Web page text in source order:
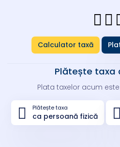
Calculator taxă
Plătește taxa
Plata taxelor acum
Plătește taxa
ca persoană fizică